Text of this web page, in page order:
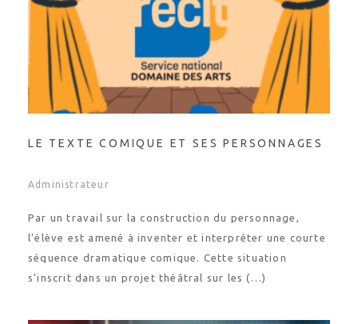
LE TEXTE COMIQUE ET SES PERSONNAGES
Administrateur
Par un travail sur la construction du personnage,
l’élève est amené à inventer et interpréter une courte
séquence dramatique comique. Cette situation
s’inscrit dans un projet théâtral sur les (…)